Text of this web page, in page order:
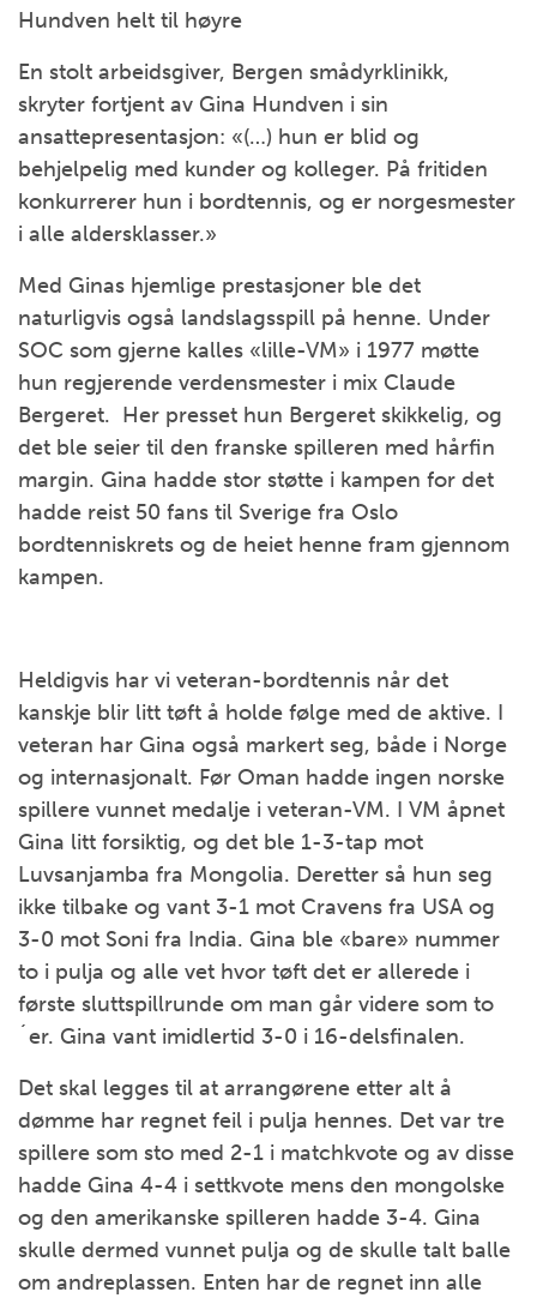
Hundven helt til høyre
En stolt arbeidsgiver, Bergen smådyrklinikk,
skryter fortjent av Gina Hundven i sin
ansattepresentasjon: «(…) hun er blid og
behjelpelig med kunder og kolleger. På fritiden
konkurrerer hun i bordtennis, og er norgesmester
i alle aldersklasser.»
Med Ginas hjemlige prestasjoner ble det
naturligvis også landslagsspill på henne. Under
SOC som gjerne kalles «lille-VM» i 1977 møtte
hun regjerende verdensmester i mix Claude
Bergeret. Her presset hun Bergeret skikkelig, og
det ble seier til den franske spilleren med hårfin
margin. Gina hadde stor støtte i kampen for det
hadde reist 50 fans til Sverige fra Oslo
bordtenniskrets og de heiet henne fram gjennom
kampen.
Heldigvis har vi veteran-bordtennis når det
kanskje blir litt tøft å holde følge med de aktive. I
veteran har Gina også markert seg, både i Norge
og internasjonalt. Før Oman hadde ingen norske
spillere vunnet medalje i veteran-VM. I VM åpnet
Gina litt forsiktig, og det ble 1-3-tap mot
Luvsanjamba fra Mongolia. Deretter så hun seg
ikke tilbake og vant 3-1 mot Cravens fra USA og
3-0 mot Soni fra India. Gina ble «bare» nummer
to i pulja og alle vet hvor tøft det er allerede i
første sluttspillrunde om man går videre som to
´er. Gina vant imidlertid 3-0 i 16-delsfinalen.
Det skal legges til at arrangørene etter alt å
dømme har regnet feil i pulja hennes. Det var tre
spillere som sto med 2-1 i matchkvote og av disse
hadde Gina 4-4 i settkvote mens den mongolske
og den amerikanske spilleren hadde 3-4. Gina
skulle dermed vunnet pulja og de skulle talt balle
om andreplassen. Enten har de regnet inn alle